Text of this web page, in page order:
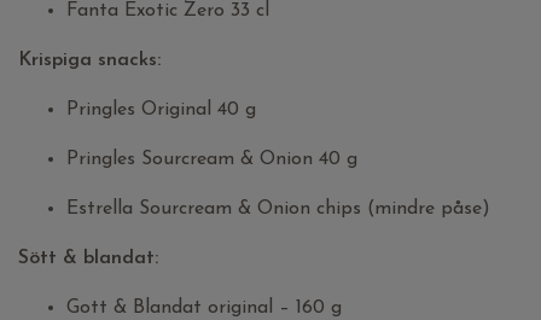
Fanta Exotic Zero 33 cl
Krispiga snacks:
Pringles Original 40 g
Pringles Sourcream & Onion 40 g
Estrella Sourcream & Onion chips (mindre påse)
Sött & blandat:
Gott & Blandat original – 160 g